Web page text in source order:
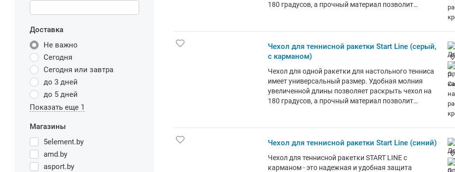
Доставка
Не важно
Сегодня
Сегодня или завтра
до 3 дней
до 5 дней
Показать еще 1
Магазины
5element.by
amd.by
asport.by
180 градусов, а прочный материал позволит
защитит ваш игровой инвентарь от внешних
воздействий и создаст дополнительные удобства
при его хранении и переноске.
Чехол для теннисной ракетки Start Line (серый,
с карманом)
Чехол для одной ракетки для настольного тенниса
имеет универсальный размер. Удобная молния
увеличенной длины позволяет раскрыть чехол на
180 градусов, а прочный материал позволит
защитит ваш игровой инвентарь от внешних
воздействий и создаст дополнительные удобства
Чехол для теннисной ракетки Start Line (синий)
Чехол для теннисной ракетки START LINE с
карманом - это надежная и удобная защита